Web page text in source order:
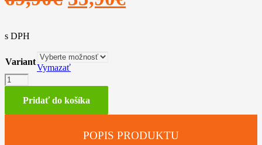
69,90€.
s DPH
Variant
Vymazať
množstvo
Mikina
„PERFORM“
Pridať do košíka
POPIS PRODUKTU